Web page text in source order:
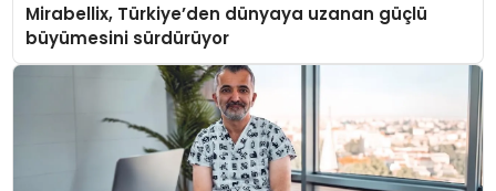
Mirabellix, Türkiye’den dünyaya uzanan güçlü
büyümesini sürdürüyor